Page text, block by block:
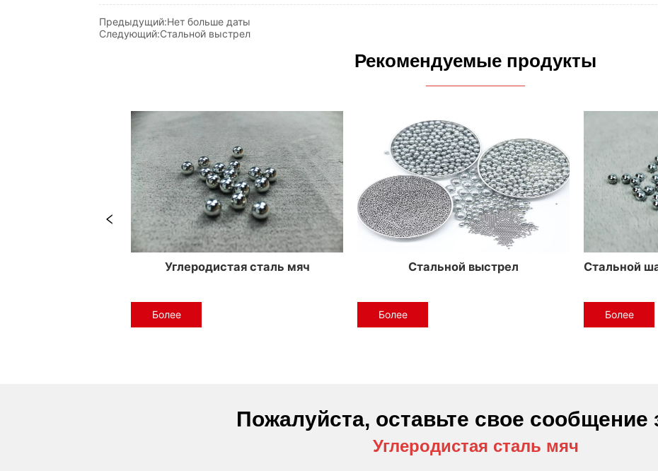
Предыдущий:Нет больше даты
Следующий:Стальной выстрел
Рекомендуемые продукты
Стальной шар с цинковым покрытием Золотой Покрытый Стальной Мяч Медное покрытие
Пожалуйста, оставьте свое сообщение
Углеродистая сталь мяч